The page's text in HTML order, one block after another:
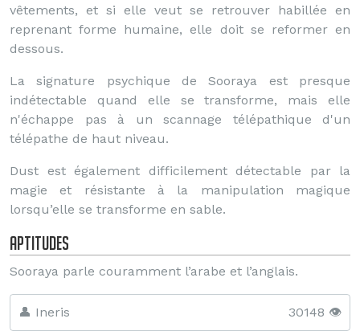
vêtements, et si elle veut se retrouver habillée en
reprenant forme humaine, elle doit se reformer en
dessous.
La signature psychique de Sooraya est presque
indétectable quand elle se transforme, mais elle
n'échappe pas à un scannage télépathique d'un
télépathe de haut niveau.
Dust est également difficilement détectable par la
magie et résistante à la manipulation magique
lorsqu’elle se transforme en sable.
Aptitudes
Sooraya parle couramment l’arabe et l’anglais.
👤 Ineris 30148 👁️